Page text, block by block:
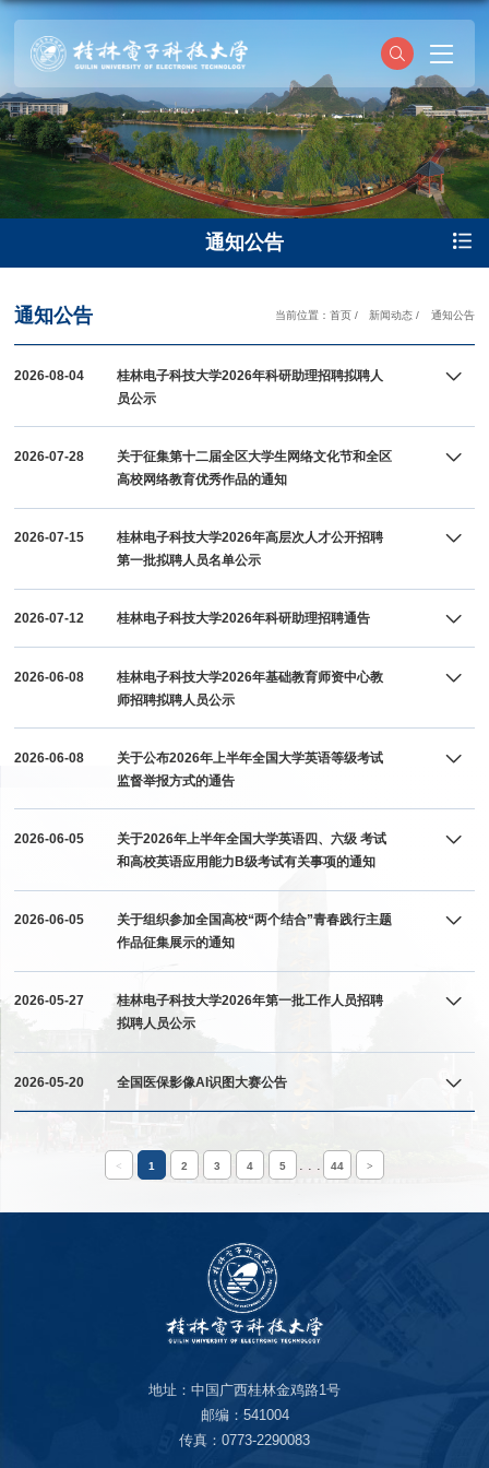
通知公告
当前位置： 首页 / 新闻动态 / 通知公告
通知公告
2026-08-04
桂林电子科技大学2026年科研助理招聘拟聘人
员公示
2026-07-28
关于征集第十二届全区大学生网络文化节和全区
高校网络教育优秀作品的通知
2026-07-15
桂林电子科技大学2026年高层次人才公开招聘
第一批拟聘人员名单公示
2026-07-12 桂林电子科技大学2026年科研助理招聘通告
2026-06-08
桂林电子科技大学2026年基础教育师资中心教
师招聘拟聘人员公示
2026-06-08
关于公布2026年上半年全国大学英语等级考试
监督举报方式的通告
2026-06-05
关于2026年上半年全国大学英语四、六级 考试
和高校英语应用能力B级考试有关事项的通知
2026-06-05
关于组织参加全国高校“两个结合”青春践行主题
作品征集展示的通知
2026-05-27
桂林电子科技大学2026年第一批工作人员招聘
拟聘人员公示
2026-05-20 全国医保影像AI识图大赛公告
< 1 2 3 4 5 . . . 44 >
地址：中国广西桂林金鸡路1号
邮编：541004
传真：0773-2290083